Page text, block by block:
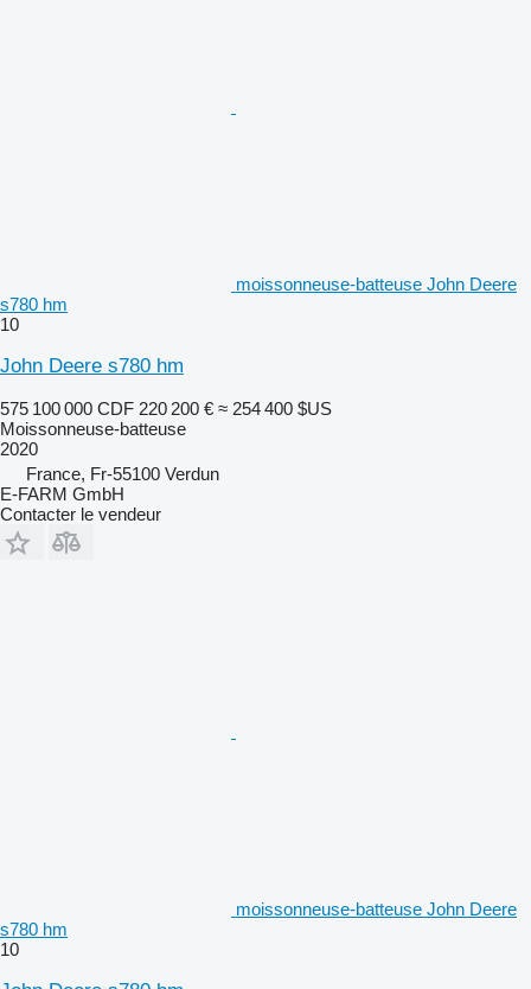
moissonneuse-batteuse John Deere
s780 hm
10
John Deere s780 hm
575 100 000 CDF 220 200 € ≈ 254 400 $US
Moissonneuse-batteuse
2020
France, Fr-55100 Verdun
E-FARM GmbH
Contacter le vendeur
moissonneuse-batteuse John Deere
s780 hm
10